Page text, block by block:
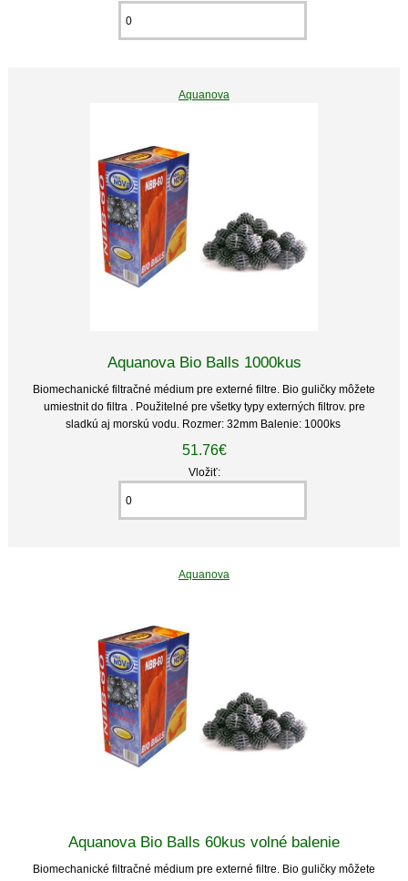
Aquanova
Aquanova Bio Balls 1000kus
Biomechanické filtračné médium pre externé filtre. Bio guličky môžete
umiestnit do filtra . Použitelné pre všetky typy externých filtrov. pre
sladkú aj morskú vodu. Rozmer: 32mm Balenie: 1000ks
51.76€
Vložiť:
Aquanova
Aquanova Bio Balls 60kus volné balenie
Biomechanické filtračné médium pre externé filtre. Bio guličky môžete